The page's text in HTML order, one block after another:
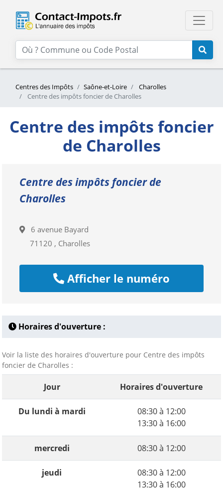
Centres des Impôts Saône-et-Loire
Charolles
Centre des impôts foncier de Charolles
Centre des impôts foncier
de Charolles
Centre des impôts foncier de
Charolles
6 avenue Bayard
71120 , Charolles
Afficher le numéro
Horaires d'ouverture :
Voir la liste des horaires d'ouverture pour Centre des impôts
foncier de Charolles :
Jour Horaires d'ouverture
Du lundi à mardi
08:30 à 12:00
13:30 à 16:00
mercredi 08:30 à 12:00
jeudi
08:30 à 12:00
13:30 à 16:00